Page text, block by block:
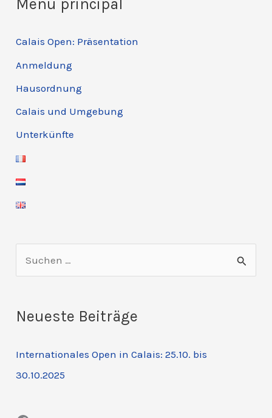
Menu principal
Calais Open: Präsentation
Anmeldung
Hausordnung
Calais und Umgebung
Unterkünfte
u
h
n
n
Neueste Beiträge
Internationales Open in Calais: 25.10. bis
30.10.2025